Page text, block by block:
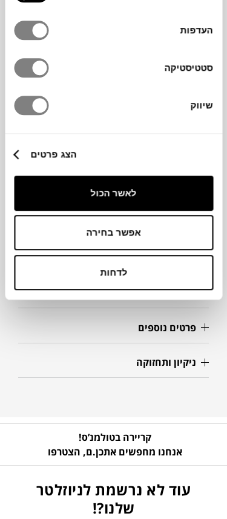
העדפות
סטטיסטיקה
שיווק
הצג פרטים
לאשר הכול
אפשר בחירה
לדחות
של מפת העולם. השטיח מסדרת Rugcycled,
עשוי בעבודת יד משאריות טקסטיל של שטיחים,
בגישה חדשה שבה חוטי הכותנה הממוחזרים
וייחודי, והבסיס עשוי קנבס ממוחזר. זהו שטיח
שמעורר סקרנות ודמיון, ומזמין את הילדים
Ø120 ס"מ
מידע על חומרים
מק"ט
פרטים נוספים
ניקיון ותחזוקה
קריירה בטולמנ’ס!
אנחנו מחפשים אתכן.ם, הצטרפו
עוד לא נרשמת לניוזלטר
שלנו?!